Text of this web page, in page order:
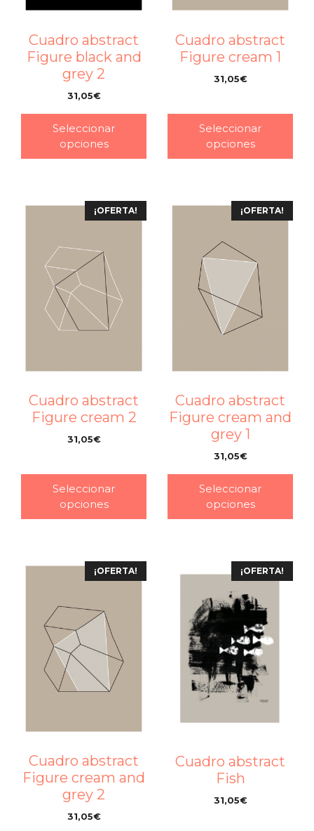
Cuadro abstract
Figure black and
grey 2
31,05€
Seleccionar
opciones
Cuadro abstract
Figure cream 1
31,05€
Seleccionar
opciones
¡OFERTA!
Cuadro abstract
Figure cream 2
31,05€
Seleccionar
opciones
¡OFERTA!
Cuadro abstract
Figure cream and
grey 1
31,05€
Seleccionar
opciones
¡OFERTA!
Cuadro abstract
Figure cream and
grey 2
31,05€
¡OFERTA!
Cuadro abstract
Fish
31,05€